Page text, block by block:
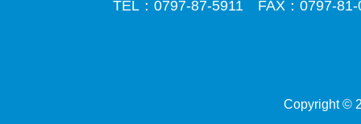
TEL：0797-87-5911 FAX：0797-81-
Copyright ©